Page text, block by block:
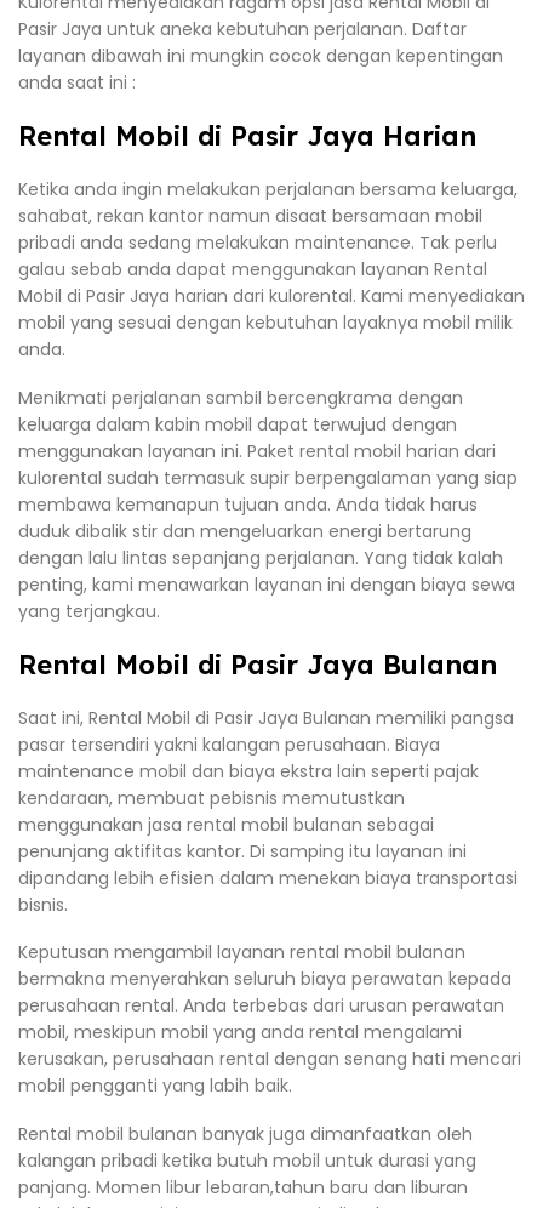
Pasir Jaya untuk aneka kebutuhan perjalanan. Daftar
layanan dibawah ini mungkin cocok dengan kepentingan
anda saat ini :
Rental Mobil di Pasir Jaya Harian
Ketika anda ingin melakukan perjalanan bersama keluarga,
sahabat, rekan kantor namun disaat bersamaan mobil
pribadi anda sedang melakukan maintenance. Tak perlu
galau sebab anda dapat menggunakan layanan Rental
Mobil di Pasir Jaya harian dari kulorental. Kami menyediakan
mobil yang sesuai dengan kebutuhan layaknya mobil milik
anda.
Menikmati perjalanan sambil bercengkrama dengan
keluarga dalam kabin mobil dapat terwujud dengan
menggunakan layanan ini. Paket rental mobil harian dari
kulorental sudah termasuk supir berpengalaman yang siap
membawa kemanapun tujuan anda. Anda tidak harus
duduk dibalik stir dan mengeluarkan energi bertarung
dengan lalu lintas sepanjang perjalanan. Yang tidak kalah
penting, kami menawarkan layanan ini dengan biaya sewa
yang terjangkau.
Rental Mobil di Pasir Jaya Bulanan
Saat ini, Rental Mobil di Pasir Jaya Bulanan memiliki pangsa
pasar tersendiri yakni kalangan perusahaan. Biaya
maintenance mobil dan biaya ekstra lain seperti pajak
kendaraan, membuat pebisnis memutustkan
menggunakan jasa rental mobil bulanan sebagai
penunjang aktifitas kantor. Di samping itu layanan ini
dipandang lebih efisien dalam menekan biaya transportasi
bisnis.
Keputusan mengambil layanan rental mobil bulanan
bermakna menyerahkan seluruh biaya perawatan kepada
perusahaan rental. Anda terbebas dari urusan perawatan
mobil, meskipun mobil yang anda rental mengalami
kerusakan, perusahaan rental dengan senang hati mencari
mobil pengganti yang labih baik.
Rental mobil bulanan banyak juga dimanfaatkan oleh
kalangan pribadi ketika butuh mobil untuk durasi yang
panjang. Momen libur lebaran,tahun baru dan liburan